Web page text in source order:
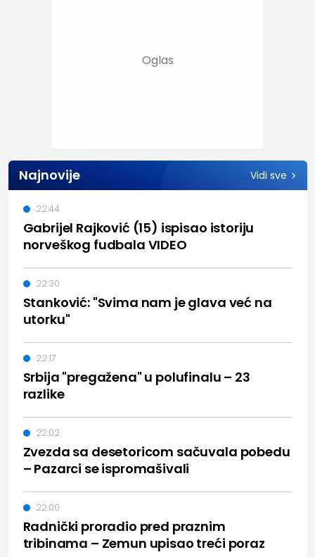
Najnovije Vidi sve
Gabrijel Rajković (15) ispisao istoriju
norveškog fudbala VIDEO
22:44
Stanković: "Svima nam je glava već na
utorku"
22:30
Srbija "pregažena" u polufinalu – 23
razlike
22:17
Zvezda sa desetoricom sačuvala pobedu
– Pazarci se ispromašivali
22:02
Radnički proradio pred praznim
tribinama – Zemun upisao treći poraz
22:00